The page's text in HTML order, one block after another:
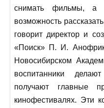
снимать фильмы,
возможность
говорит директор и
«Поиск» П. И.
Новосибирском
воспитанники
получают главные
кинофестивалях. Эти